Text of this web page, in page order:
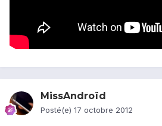
MissAndroïd
Posté(e) 17 octobre 2012